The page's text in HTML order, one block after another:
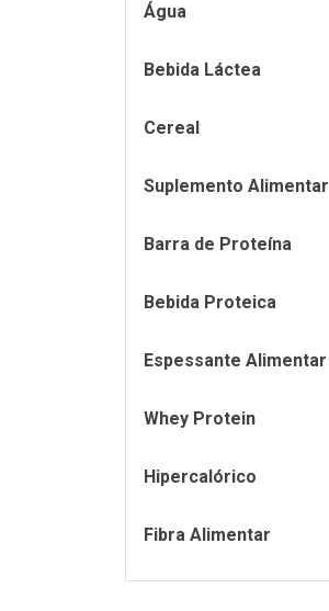
Água
Bebida Láctea
Cereal
Suplemento Alimentar
Barra de Proteína
Bebida Proteica
Espessante Alimentar
Whey Protein
Hipercalórico
Fibra Alimentar